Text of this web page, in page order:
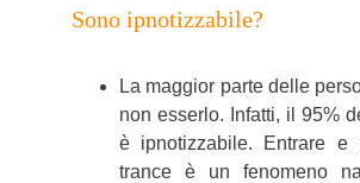
Sono ipnotizzabile?
La maggior parte delle
non esserlo. Infatti, il 95%
è ipnotizzabile. Entrare e
trance è un fenomeno